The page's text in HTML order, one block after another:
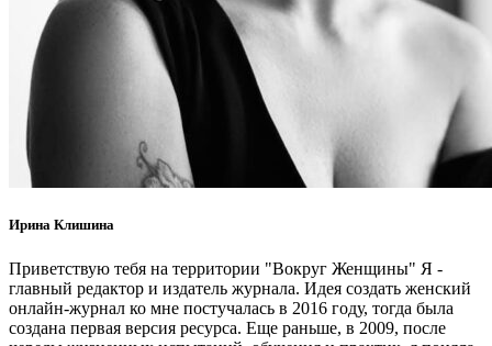
Ирина Клишина
Приветствую тебя на территории "Вокруг Женщины" Я -
главный редактор и издатель журнала. Идея создать женский
онлайн-журнал ко мне постучалась в 2016 году, тогда была
создана первая версия ресурса. Еще раньше, в 2009, после